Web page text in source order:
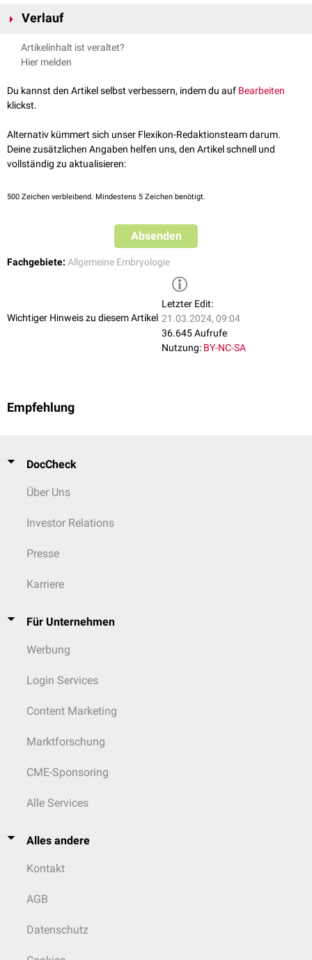
Verlauf
Die Organogenese beginnt mit dem Ende der
dem Ende der Embryogenese und dem Beginn der
Schwangerschaftswoche . In den ersten beiden Wochen dieser Periode
werden dabei zunächst
und
Artikelinhalt ist veraltet?
Hier melden
Du kannst den Artikel selbst verbessern, indem du auf Bearbeiten
klickst.
Alternativ kümmert sich unser Flexikon-Redaktionsteam darum.
Deine zusätzlichen Angaben helfen uns, den Artikel schnell und
vollständig zu aktualisieren:
500 Zeichen verbleibend. Mindestens 5 Zeichen benötigt.
Absenden
Fachgebiete: Allgemeine Embryologie
Wichtiger Hinweis zu diesem Artikel
Letzter Edit:
21.03.2024, 09:04
36.645 Aufrufe
Nutzung: BY-NC-SA
Empfehlung
DocCheck
Über Uns
Investor Relations
Presse
Karriere
Für Unternehmen
Werbung
Login Services
Content Marketing
Marktforschung
CME-Sponsoring
Alle Services
Alles andere
Kontakt
AGB
Datenschutz